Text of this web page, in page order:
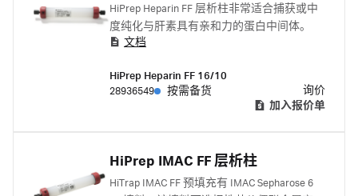
HiPrep Heparin FF 层析柱非常适合捕获或中
度纯化与肝素具有亲和力的蛋白中间体。
文档
HiPrep Heparin FF 16/10
28936549
按需备货
询价
加入报价单
HiPrep IMAC FF 层析柱
HiTrap IMAC FF 预填充有 IMAC Sepharose 6